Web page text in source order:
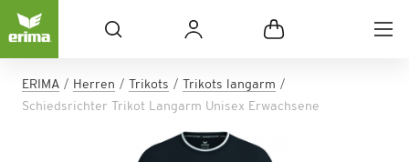
ERIMA Herren Trikots
Trikots langarm
Schiedsrichter Trikot Langarm Unisex Erwachsene